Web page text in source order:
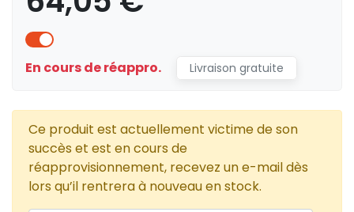
En cours de réappro. Livraison gratuite
Ce produit est actuellement victime de son
succès et est en cours de
réapprovisionnement, recevez un e-mail dès
lors qu’il rentrera à nouveau en stock.